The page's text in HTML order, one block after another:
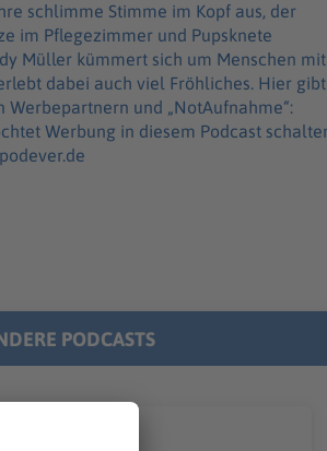
schlimme Stimme im Kopf aus, der
im Pflegezimmer und Pupsknete
Müller kümmert sich um Menschen mit
auch viel Fröhliches. Hier gibt
und „NotAufnahme“:
PODCASTS